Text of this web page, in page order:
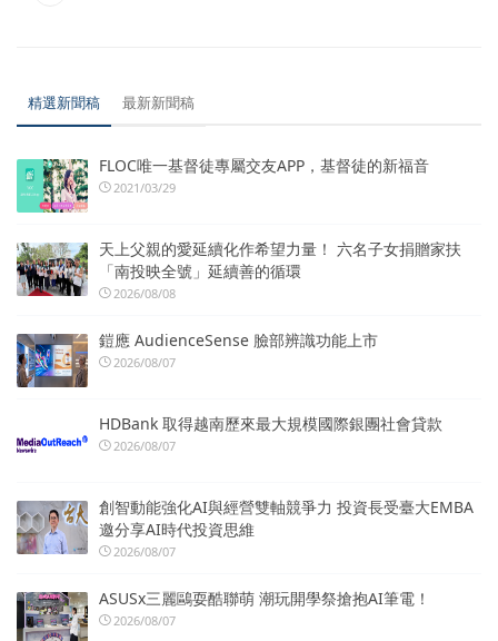
精選新聞稿 最新新聞稿
FLOC唯一基督徒專屬交友APP，基督徒的新福音
2021/03/29
天上父親的愛延續化作希望力量！ 六名子女捐贈家扶
「南投映全號」延續善的循環
2026/08/08
鎧應 AudienceSense 臉部辨識功能上市
2026/08/07
HDBank 取得越南歷來最大規模國際銀團社會貸款
2026/08/07
創智動能強化AI與經營雙軸競爭力 投資長受臺大EMBA
邀分享AI時代投資思維
2026/08/07
ASUSx三麗鷗耍酷聯萌 潮玩開學祭搶抱AI筆電！
2026/08/07